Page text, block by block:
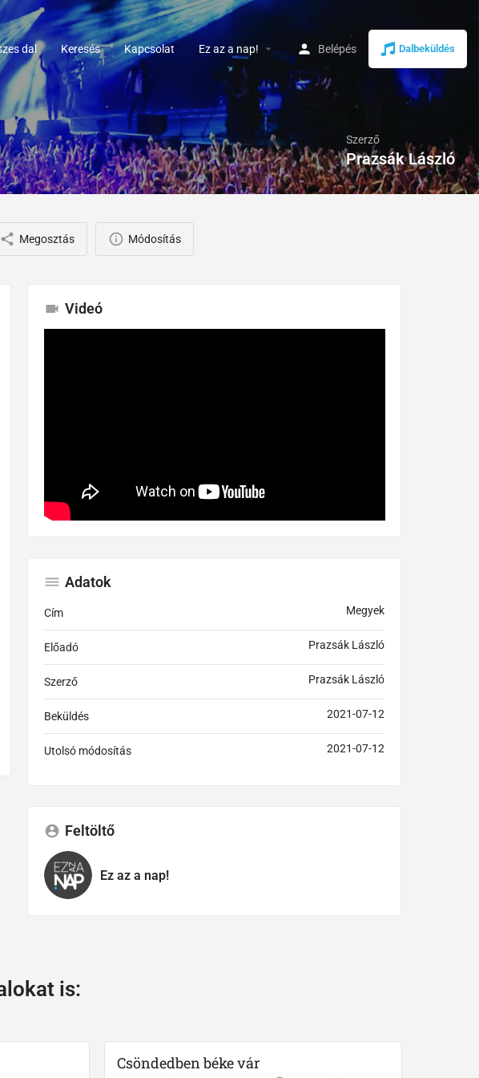
dal Keresés Kapcsolat Ez az a nap! arrow_drop_down Belépés Dalbeküldés
Szerző
Prazsák László
Megosztás Módosítás
Videó
Adatok
Cím Megyek
Előadó Prazsák László
Szerző Prazsák László
Beküldés 2021-07-12
Utolsó módosítás 2021-07-12
Feltöltő
Ez az a nap!
is:
Csöndedben béke vár